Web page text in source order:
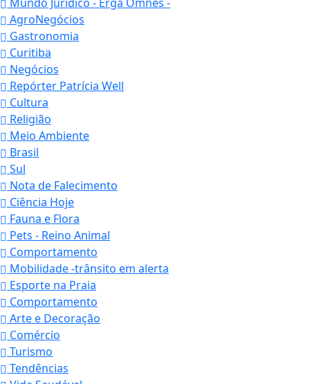
AgroNegócios
Gastronomia
Curitiba
Negócios
Repórter Patrícia Well
Cultura
Religião
Meio Ambiente
Brasil
Sul
Nota de Falecimento
Ciência Hoje
Fauna e Flora
Pets - Reino Animal
Comportamento
Mobilidade -trânsito em alerta
Esporte na Praia
Comportamento
Arte e Decoração
Comércio
Turismo
Tendências